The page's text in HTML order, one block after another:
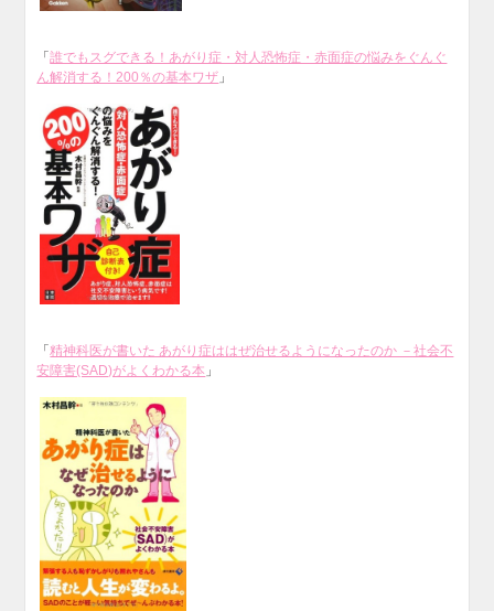
「誰でもスグできる！あがり症・対人恐怖症・赤面症の悩みをぐんぐ
ん解消する！200％の基本ワザ 」
「精神科医が書いた あがり症ははぜ治せるようになったのか －社会不
安障害(SAD)がよくわかる本 」